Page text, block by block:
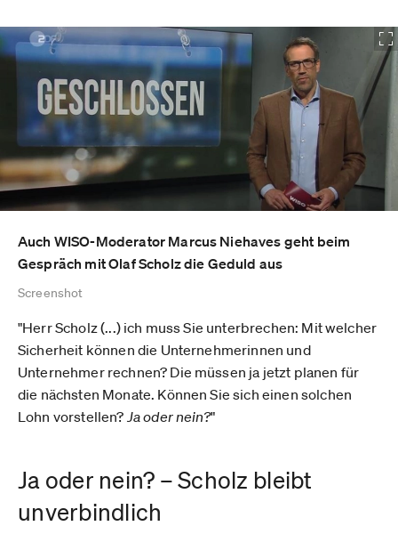
Auch WISO-Moderator Marcus Niehaves geht beim
Gespräch mit Olaf Scholz die Geduld aus
Screenshot
"Herr Scholz (...) ich muss Sie unterbrechen: Mit welcher
Sicherheit können die Unternehmerinnen und
Unternehmer rechnen? Die müssen ja jetzt planen für
die nächsten Monate. Können Sie sich einen solchen
Lohn vorstellen? Ja oder nein?"
Ja oder nein? – Scholz bleibt
unverbindlich